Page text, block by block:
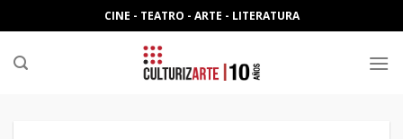
to
content
CINE - TEATRO - ARTE - LITERATURA